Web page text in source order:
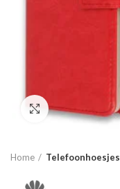
Click to enlarge
Home Telefoonhoesjes